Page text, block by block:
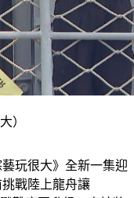
）
玩很大》全新一集迎
戰陸上龍舟讓